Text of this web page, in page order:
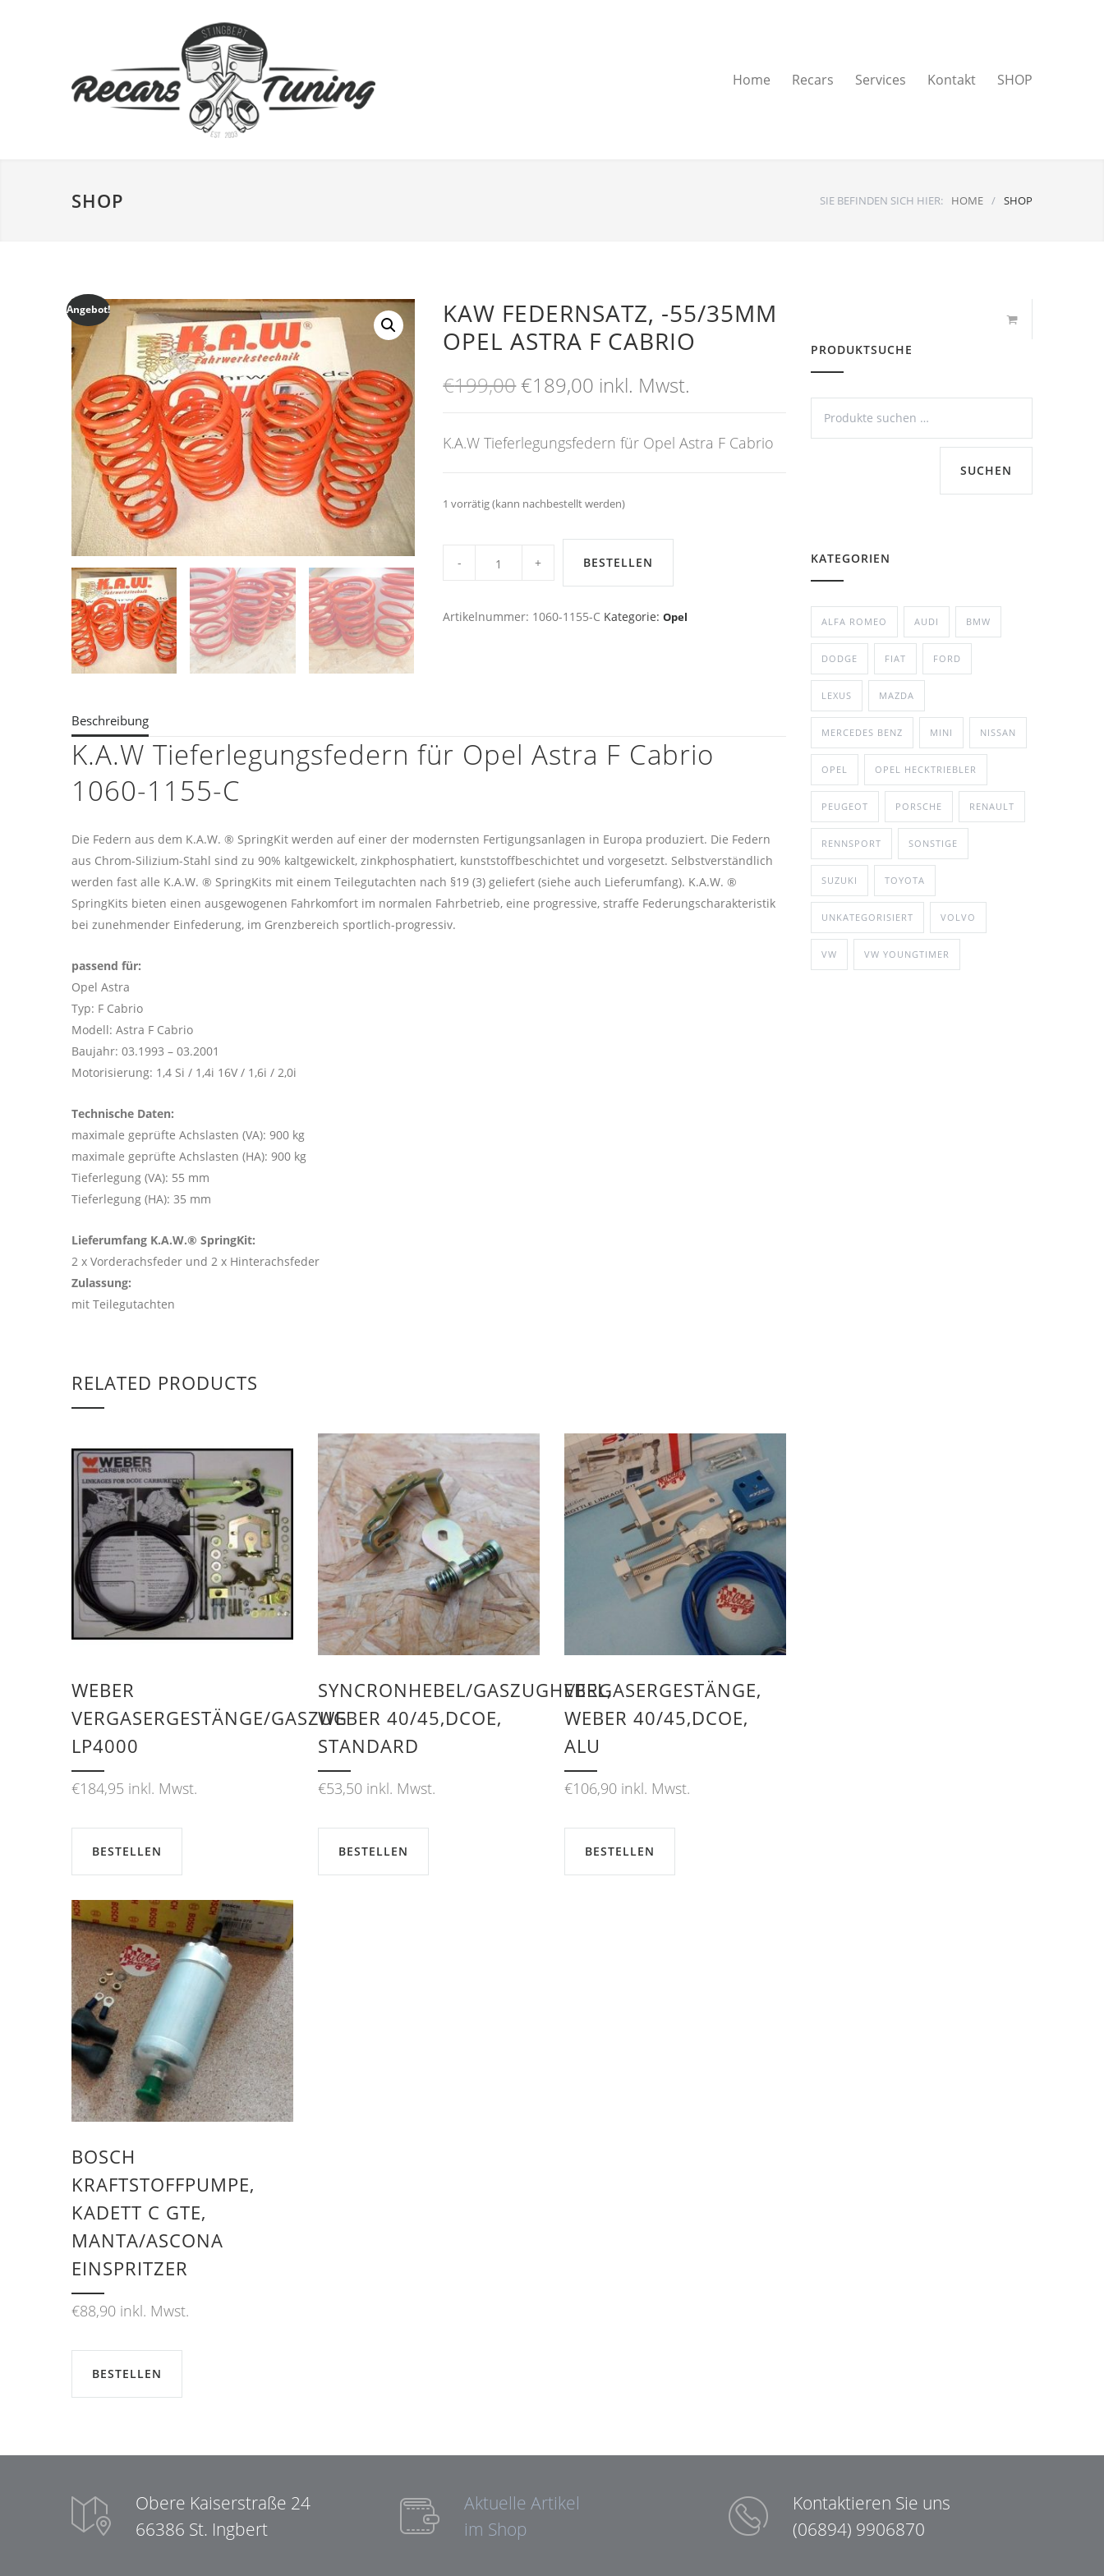
Home Recars Services Kontakt SHOP
SHOP SIE BEFINDEN SICH HIER: HOME / SHOP
Angebot!
KAW FEDERNSATZ, -55/35MM
OPEL ASTRA F CABRIO
€199,00Ursprünglicher
€199,00
€189,00 Aktueller
€189,00.
inkl. Mwst.
K.A.W Tieferlegungsfedern für Opel Astra F Cabrio
1 vorrätig (kann nachbestellt werden)
Federnsatz,
-55/35mm
Cabrio
BESTELLEN
Artikelnummer: 1060-1155-C Kategorie:Opel
Beschreibung
K.A.W Tieferlegungsfedern für Opel Astra F Cabrio
1060-1155-C
Die Federn aus dem K.A.W. ® SpringKit werden auf einer der modernsten Fertigungsanlagen in Europa produziert. Die Federn
aus Chrom-Silizium-Stahl sind zu 90% kaltgewickelt, zinkphosphatiert, kunststoffbeschichtet und vorgesetzt. Selbstverständlich
werden fast alle K.A.W. ® SpringKits mit einem Teilegutachten nach §19 (3) geliefert (siehe auch Lieferumfang). K.A.W. ®
SpringKits bieten einen ausgewogenen Fahrkomfort im normalen Fahrbetrieb, eine progressive, straffe Federungscharakteristik
bei zunehmender Einfederung, im Grenzbereich sportlich-progressiv.
passend für:
Opel Astra
Typ: F Cabrio
Modell: Astra F Cabrio
Baujahr: 03.1993 – 03.2001
Motorisierung: 1,4 Si / 1,4i 16V / 1,6i / 2,0i
Technische Daten:
maximale geprüfte Achslasten (VA): 900 kg
maximale geprüfte Achslasten (HA): 900 kg
Tieferlegung (VA): 55 mm
Tieferlegung (HA): 35 mm
Lieferumfang K.A.W.® SpringKit:
2 x Vorderachsfeder und 2 x Hinterachsfeder
Zulassung:
mit Teilegutachten
RELATED PRODUCTS
WEBER
VERGASERGESTÄNGE/GASZUG
LP4000
€184,95 inkl. Mwst.
BESTELLEN
SYNCRONHEBEL/GASZUGHEBEL,
WEBER 40/45,DCOE,
STANDARD
€53,50 inkl. Mwst.
BESTELLEN
VERGASERGESTÄNGE,
WEBER 40/45,DCOE,
ALU
€106,90 inkl. Mwst.
BESTELLEN
BOSCH
KRAFTSTOFFPUMPE,
KADETT C GTE,
MANTA/ASCONA
EINSPRITZER
€88,90 inkl. Mwst.
BESTELLEN
PRODUKTSUCHE
SUCHEN
KATEGORIEN
ALFA ROMEO AUDI BMW
DODGE FIAT FORD
LEXUS MAZDA
MERCEDES BENZ MINI NISSAN
OPEL OPEL HECKTRIEBLER
PEUGEOT PORSCHE RENAULT
RENNSPORT SONSTIGE
SUZUKI TOYOTA
UNKATEGORISIERT VOLVO
VW VW YOUNGTIMER
Obere Kaiserstraße 24
66386 St. Ingbert
Aktuelle Artikel
im Shop
Kontaktieren Sie uns
(06894) 9906870